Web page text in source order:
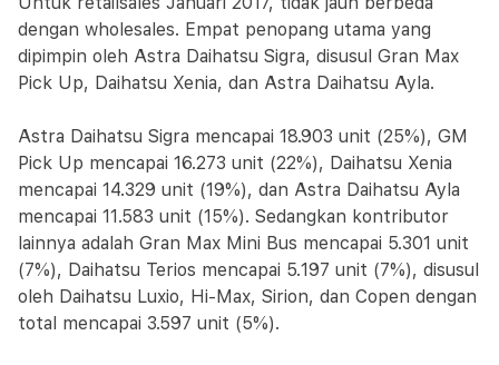
dengan wholesales. Empat penopang utama yang
dipimpin oleh Astra Daihatsu Sigra, disusul Gran Max
Pick Up, Daihatsu Xenia, dan Astra Daihatsu Ayla.
Astra Daihatsu Sigra mencapai 18.903 unit (25%), GM
Pick Up mencapai 16.273 unit (22%), Daihatsu Xenia
mencapai 14.329 unit (19%), dan Astra Daihatsu Ayla
mencapai 11.583 unit (15%). Sedangkan kontributor
lainnya adalah Gran Max Mini Bus mencapai 5.301 unit
(7%), Daihatsu Terios mencapai 5.197 unit (7%), disusul
oleh Daihatsu Luxio, Hi-Max, Sirion, dan Copen dengan
total mencapai 3.597 unit (5%).